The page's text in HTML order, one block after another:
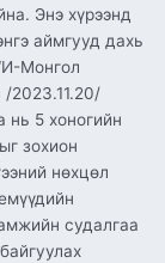
Энэ хүрээнд
аймгууд дахь
Монгол
2023.11.20/
нь 5 хоногийн
зохион
нөхцөл
судалгаа